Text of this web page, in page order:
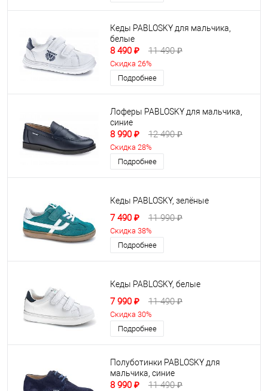
Кеды PABLOSKY для мальчика,
белые
8 490 ₽ 11 490 ₽
Скидка 26%
Подробнее
Лоферы PABLOSKY для мальчика,
синие
8 990 ₽ 12 490 ₽
Скидка 28%
Подробнее
Кеды PABLOSKY, зелёные
7 490 ₽ 11 990 ₽
Скидка 38%
Подробнее
Кеды PABLOSKY, белые
7 990 ₽ 11 490 ₽
Скидка 30%
Подробнее
Полуботинки PABLOSKY для
мальчика, синие
8 990 ₽ 11 490 ₽